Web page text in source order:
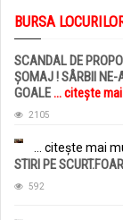
BURSA
SCANDAL DE
ȘOMAJ ! SÂRBII NE-
GOALE... citește
2105
... citește mai
STIRI PE
592